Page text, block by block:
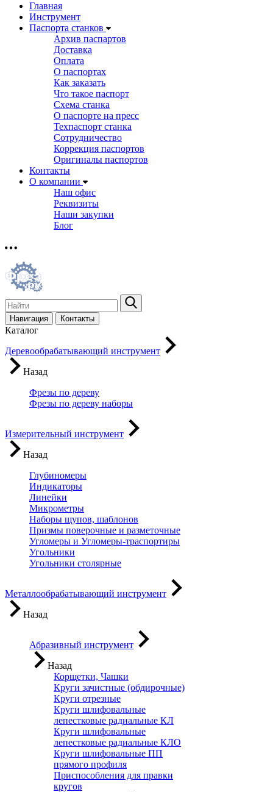
Главная
Инструмент
Паспорта станков
Архив паспартов
Доставка
Оплата
О паспортах
Как заказать
Что такое паспорт
Схема станка
О паспорте на пресс
Техпаспорт станка
Сотрудничество
Коррекция паспортов
Оригиналы паспортов
Контакты
О компании
Наш офис
Реквизиты
Наши закупки
Блог
Навигация Контакты
Каталог
Деревообрабатывающий инструмент
Назад
Фрезы по дереву
Фрезы по дереву наборы
Измерительный инструмент
Назад
Глубиномеры
Индикаторы
Линейки
Микрометры
Наборы щупов, шаблонов
Призмы поверочные и разметочные
Угломеры и Угломеры-траспортиры
Угольники
Угольники столярные
Металлообрабатывающий инструмент
Назад
Абразивный инструмент
Назад
Корщетки, Чашки
Круги зачистные (обдирочные)
Круги отрезные
Круги шлифовальные
лепестковые радиальные КЛ
Круги шлифовальные
лепестковые радиальные КЛО
Круги шлифовальные ПП
прямого профиля
Приспособления для правки
кругов